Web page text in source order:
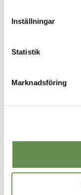
Inställningar
Statistik
Marknadsföring